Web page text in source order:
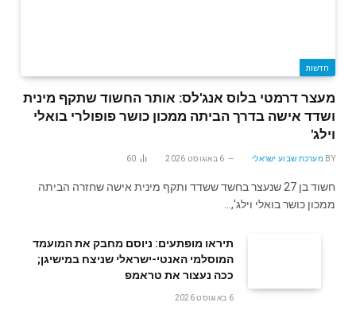
חדשות
מעצר דרמטי בלוס אנג'לס: אותר החשוד שתקף מינית
ושדד אישה בדרך הביתה ממכון כושר פופולרי בואלי
וילג'
BY מערכת שבוע ישראלי 6 באוגוסט 2026 60
חשוד בן 27 שנעצר בחשד ששדד ותקף מינית אישה שחזרה הביתה
ממכון כושר בואלי וילג',…
תיראו מופתעים: ניוסם מחבק את המועמד
המוסלמי האנטי-ישראלי שניצח במישיגן;
ככה נעצור את טראמפ
6 באוגוסט 2026